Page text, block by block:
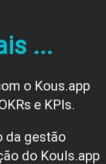
...
o Kous.app
e KPIs.
da gestão
do Kouls.app